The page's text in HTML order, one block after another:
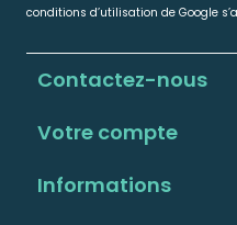
conditions d’utilisation de Google
Informations
Votre compte
Contactez-nous